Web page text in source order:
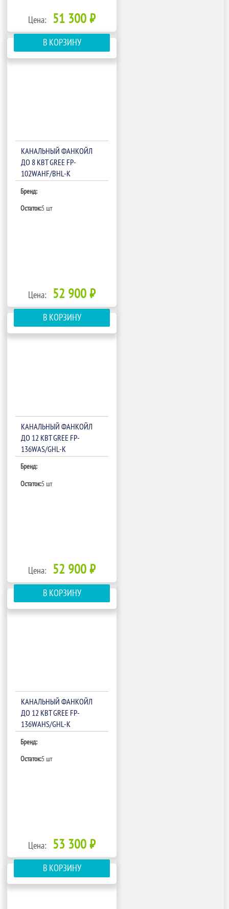
Цена: 51 300 ₽
В КОРЗИНУ
КАНАЛЬНЫЙ ФАНКОЙЛ
ДО 8 КВТ GREE FP-
102WAHF/BHL-K
Бренд:
Остаток:5 шт
Цена: 52 900 ₽
В КОРЗИНУ
КАНАЛЬНЫЙ ФАНКОЙЛ
ДО 12 КВТ GREE FP-
136WAS/GHL-K
Бренд:
Остаток:5 шт
Цена: 52 900 ₽
В КОРЗИНУ
КАНАЛЬНЫЙ ФАНКОЙЛ
ДО 12 КВТ GREE FP-
136WAHS/GHL-K
Бренд:
Остаток:5 шт
Цена: 53 300 ₽
В КОРЗИНУ